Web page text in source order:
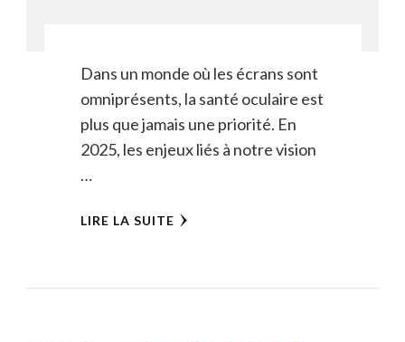
Dans un monde où les écrans sont
omniprésents, la santé oculaire est
plus que jamais une priorité. En
2025, les enjeux liés à notre vision
…
LIRE LA SUITE